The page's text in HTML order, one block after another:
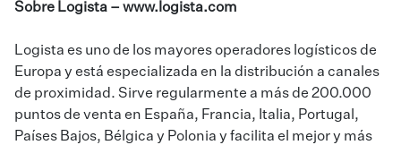
Sobre Logista – www.logista.com
Logista es uno de los mayores operadores logísticos de
Europa y está especializada en la distribución a canales
de proximidad. Sirve regularmente a más de 200.000
puntos de venta en España, Francia, Italia, Portugal,
Países Bajos, Bélgica y Polonia y facilita el mejor y más